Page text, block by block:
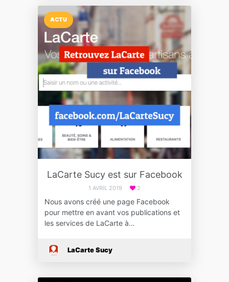
ACTU
LaCarte Sucy est sur Facebook
1 AVRIL 2019 2
Nous avons créé une page Facebook
pour mettre en avant vos publications et
les services de LaCarte à…
LaCarte Sucy